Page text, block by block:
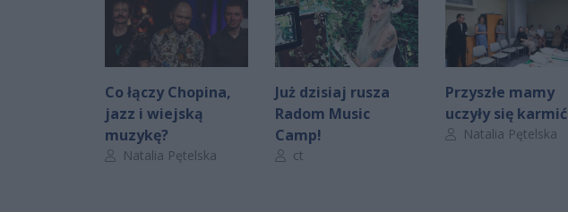
Co łączy Chopina,
jazz i wiejską
muzykę?
Autor artykułu:
Natalia Pętelska
Już dzisiaj rusza
Radom Music
Camp!
Autor artykułu:
ct
Przyszłe mamy
uczyły się karmić
Autor artykułu:
Natalia Pętelska